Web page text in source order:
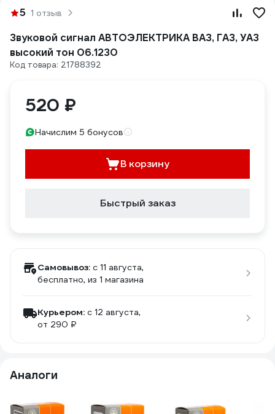
5 1 отзыв
Звуковой сигнал АВТОЭЛЕКТРИКА ВАЗ, ГАЗ, УАЗ
высокий тон 06.1230
Код товара: 21788392
520 ₽
Начислим 5 бонусов
В корзину
Быстрый заказ
Самовывоз: c 11 августа,
бесплатно, из 1 магазина
Курьером: c 12 августа,
от 290 ₽
Аналоги